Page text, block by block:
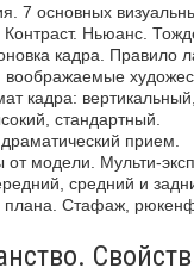
7 основных
Ньюанс.
кадра. Правило
воображаемые
кадра:
стандартный.
прием.
модели. Мульти-
средний и
плана. Стафаж,